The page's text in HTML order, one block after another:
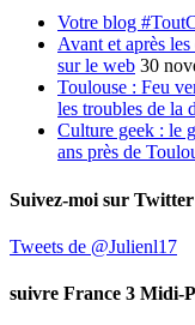
Votre blog
Avant et après
sur le web 30
Toulouse : Feu
les troubles de la
Culture geek : le
ans près de
Suivez-moi sur
Tweets de @Julienl17
suivre France 3 Midi-